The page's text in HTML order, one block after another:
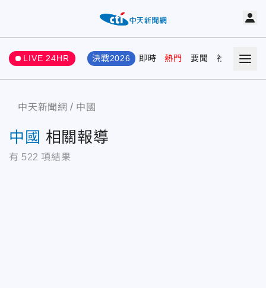
LIVE 24HR 決戰2026 即時 熱門 要聞 社會 娛樂
中天新聞網 中國
中國 相關報導
有 522 項結果